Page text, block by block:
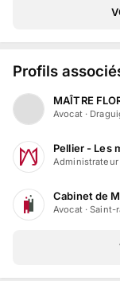
Profils
MAÎTRE
Avocat·
Pellier - Les
Administrateur
Cabinet de
Avocat·Saint-